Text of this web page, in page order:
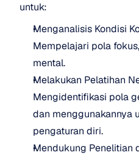
untuk:
Menganalisis Kondisi
Mempelajari pola
mental.
Melakukan Pelatihan
Mengidentifikasi pola
dan menggunakannya
pengaturan diri.
Mendukung Penelitian